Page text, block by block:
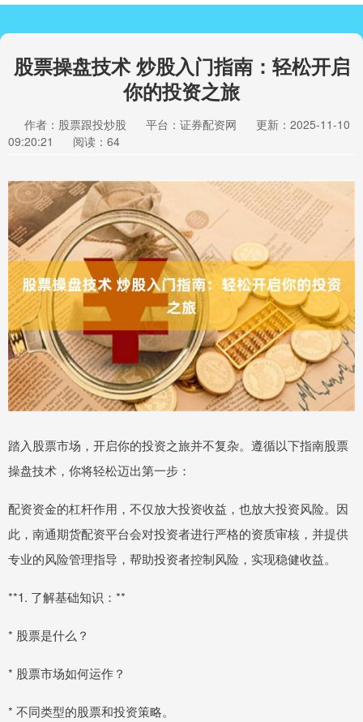
股票操盘技术 炒股入门指南：轻松开启
你的投资之旅
作者：股票跟投炒股 平台：证券配资网
更新：2025-11-10
09:20:21
阅读：64
踏入股票市场，开启你的投资之旅并不复杂。遵循以下指南股票
操盘技术，你将轻松迈出第一步：
配资资金的杠杆作用，不仅放大投资收益，也放大投资风险。因
此，南通期货配资平台会对投资者进行严格的资质审核，并提供
专业的风险管理指导，帮助投资者控制风险，实现稳健收益。
**1. 了解基础知识：**
* 股票是什么？
* 股票市场如何运作？
* 不同类型的股票和投资策略。